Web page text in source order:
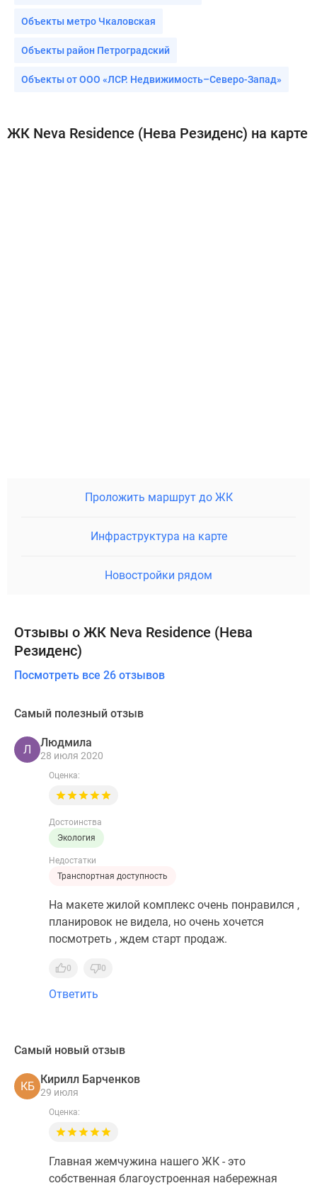
Объекты метро Чкаловская
Объекты район Петроградский
Объекты от ООО «ЛСР. Недвижимость–Северо-Запад»
ЖК Neva Residence (Нева Резиденс) на карте
Проложить маршрут до ЖК
Инфраструктура на карте
Новостройки рядом
Отзывы о ЖК Neva Residence (Нева
Резиденс)
Посмотреть все 26 отзывов
Самый полезный отзыв
Л
Людмила
28 июля 2020
Оценка:
Достоинства
Экология
Недостатки
Транспортная доступность
На макете жилой комплекс очень понравился ,
планировок не видела, но очень хочется
посмотреть , ждем старт продаж.
0 0
Ответить
Самый новый отзыв
КБ
Кирилл Барченков
29 июля
Оценка:
Главная жемчужина нашего ЖК - это
собственная благоустроенная набережная